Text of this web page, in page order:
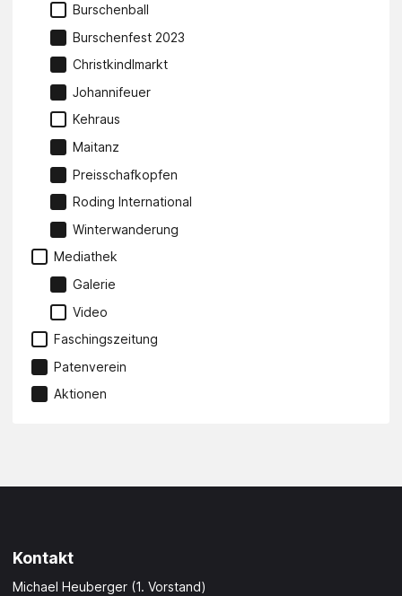
Burschenball
Burschenfest 2023
Christkindlmarkt
Johannifeuer
Kehraus
Maitanz
Preisschafkopfen
Roding International
Winterwanderung
Mediathek
Galerie
Video
Faschingszeitung
Patenverein
Aktionen
Kontakt
Michael Heuberger (1. Vorstand)